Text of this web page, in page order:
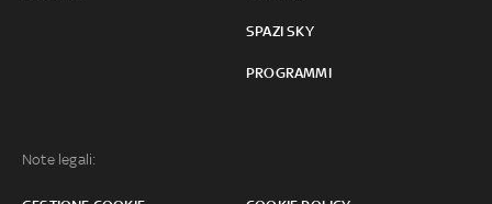
SPAZI SKY
PROGRAMMI
Note legali: